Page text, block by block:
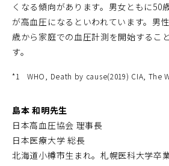
くなる傾向があります。男女ともに50
が高血圧になるといわれています。男
歳から家庭での血圧計測を開始するこ
す。
*1 WHO, Death by cause(2019) CIA, The
島本 和明先生
日本高血圧協会 理事長
日本医療大学 総長
北海道小樽市生まれ。札幌医科大学卒